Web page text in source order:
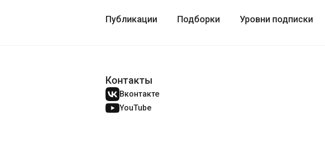
Публикации Подборки Уровни подписки
Контакты
Вконтакте
YouTube